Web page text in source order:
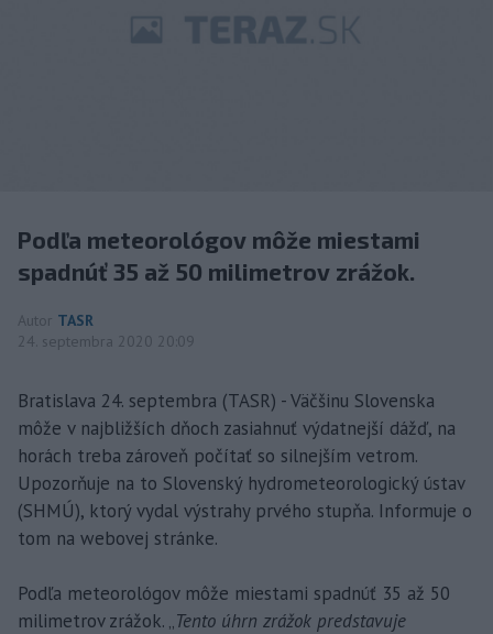
Podľa meteorológov môže miestami
spadnúť 35 až 50 milimetrov zrážok.
Autor TASR
24. septembra 2020 20:09
Bratislava 24. septembra (TASR) - Väčšinu Slovenska
môže v najbližších dňoch zasiahnuť výdatnejší dážď, na
horách treba zároveň počítať so silnejším vetrom.
Upozorňuje na to Slovenský hydrometeorologický ústav
(SHMÚ), ktorý vydal výstrahy prvého stupňa. Informuje o
tom na webovej stránke.
Podľa meteorológov môže miestami spadnúť 35 až 50
milimetrov zrážok. „Tento úhrn zrážok predstavuje